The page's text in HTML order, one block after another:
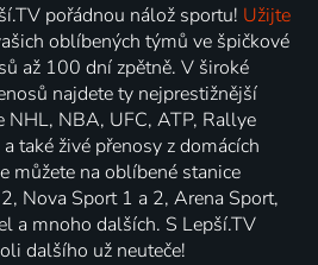
pořádnou nálož sportu! Užijte
oblíbených týmů ve špičkové
až 100 dní zpětně. V široké
najdete ty nejprestižnější
NHL, NBA, UFC, ATP, Rallye
také živé přenosy z domácích
můžete na oblíbené stanice
Nova Sport 1 a 2, Arena Sport,
a mnoho dalších. S Lepší.TV
dalšího už neuteče!